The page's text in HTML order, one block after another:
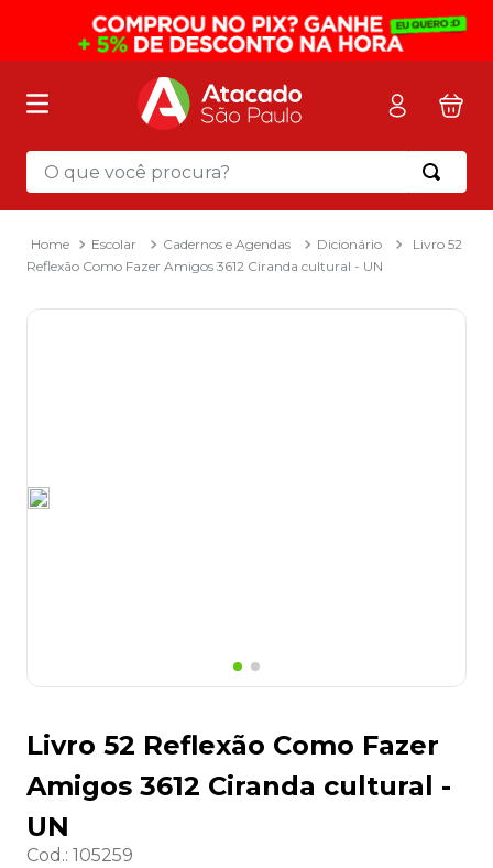
O que você procura?
Escolar Cadernos e Agendas Dicionário
Livro 52
Reflexão Como Fazer Amigos 3612 Ciranda cultural - UN
Livro 52 Reflexão Como Fazer
Amigos 3612 Ciranda cultural -
UN
Cod.: 105259
Termos mais buscados
mochila
2º sacola
3º papel toalha
8